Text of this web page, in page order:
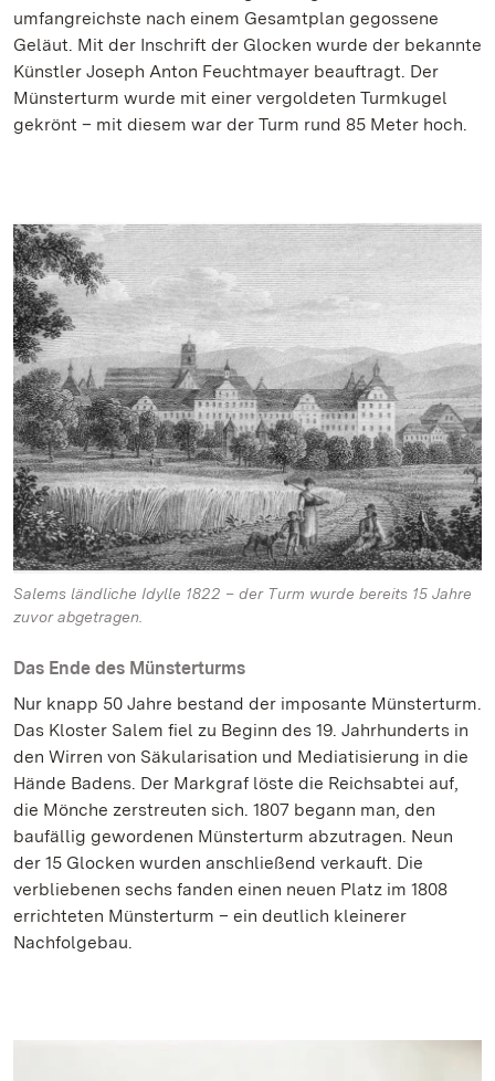
umfangreichste nach einem Gesamtplan gegossene
Geläut. Mit der Inschrift der Glocken wurde der bekannte
Künstler Joseph Anton Feuchtmayer beauftragt. Der
Münsterturm wurde mit einer vergoldeten Turmkugel
gekrönt – mit diesem war der Turm rund 85 Meter hoch.
Salems ländliche Idylle 1822 – der Turm wurde bereits 15 Jahre
zuvor abgetragen.
Das Ende des Münsterturms
Nur knapp 50 Jahre bestand der imposante Münsterturm.
Das Kloster Salem fiel zu Beginn des 19. Jahrhunderts in
den Wirren von Säkularisation und Mediatisierung in die
Hände Badens. Der Markgraf löste die Reichsabtei auf,
die Mönche zerstreuten sich. 1807 begann man, den
baufällig gewordenen Münsterturm abzutragen. Neun
der 15 Glocken wurden anschließend verkauft. Die
verbliebenen sechs fanden einen neuen Platz im 1808
errichteten Münsterturm – ein deutlich kleinerer
Nachfolgebau.